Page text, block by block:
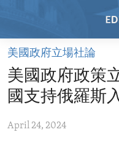
Skip
main
content
to
HOME
VIDEO
REGIONS
美國政府立場社論
美國政府政策
國支持俄羅斯
April 24, 2024